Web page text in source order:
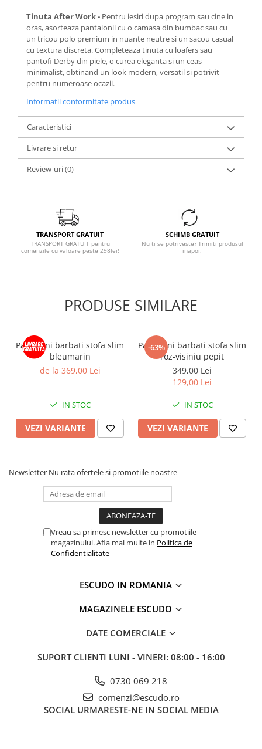
Tinuta After Work - Pentru iesiri dupa program sau cine in
oras, asorteaza pantalonii cu o camasa din bumbac sau cu
un tricou polo premium in nuante neutre si un sacou casual
cu textura discreta. Completeaza tinuta cu loafers sau
pantofi Derby din piele, o curea eleganta si un ceas
minimalist, obtinand un look modern, versatil si potrivit
pentru numeroase ocazii.
Informatii conformitate produs
Caracteristici
Livrare si retur
Review-uri(0)
TRANSPORT GRATUIT
TRANSPORT GRATUIT pentru
comenzile cu valoare peste 298lei!
SCHIMB GRATUIT
Nu ti se potriveste? Trimiti produsul
inapoi.
PRODUSE SIMILARE
Pantaloni barbati stofa slim
bleumarin
de la 369,00 Lei
IN STOC
VEZI VARIANTE
-63%
Pantaloni barbati stofa slim
roz-visiniu pepit
349,00 Lei
129,00 Lei
IN STOC
VEZI VARIANTE
Newsletter Nu rata ofertele si promotiile noastre
Vreau sa primesc newsletter cu promotiile
magazinului. Afla mai multe in Politica de
Confidentialitate
ESCUDO IN ROMANIA
MAGAZINELE ESCUDO
DATE COMERCIALE
SUPORT CLIENTI LUNI - VINERI: 08:00 - 16:00
0730 069 218
comenzi@escudo.ro
SOCIAL URMARESTE-NE IN SOCIAL MEDIA